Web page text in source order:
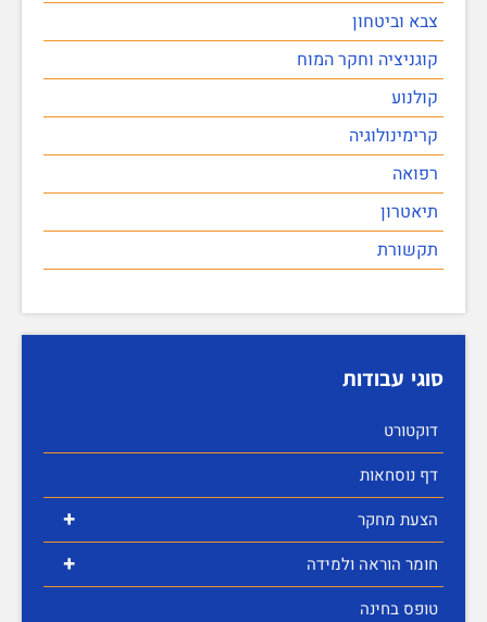
צבא וביטחון
קוגניציה וחקר המוח
קולנוע
קרימינולוגיה
רפואה
תיאטרון
תקשורת
סוגי עבודות
דוקטורט
דף נוסחאות
+ הצעת מחקר
+
חומר הוראה ולמידה
טופס בחינה